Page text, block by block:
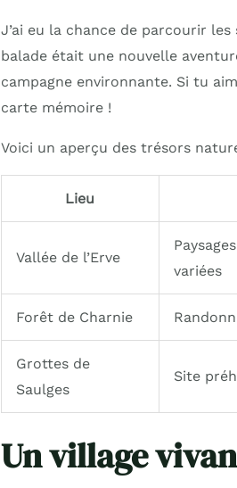
J’ai eu la chance de parcourir
balade était une nouvelle
campagne environnante. Si tu
carte mémoire !
Voici un aperçu des trésors
Lieu
Vallée de l’Erve
variées
Forêt de Charnie
Grottes de
Saulges
Site
Un village